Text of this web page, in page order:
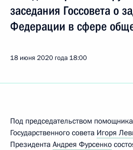
заседания Госсовета о
Федерации в сфере
18 июня 2020 года 18:00
Под председательством
Государственного совета Игоря
Президента Андрея Фурсенко